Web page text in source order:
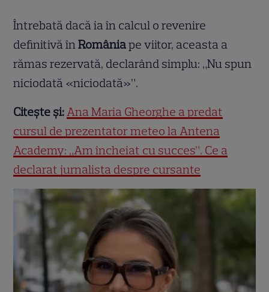
Întrebată dacă ia în calcul o revenire
definitivă înRomâniape viitor, aceasta a
rămas rezervată, declarând simplu: „Nu spun
niciodată «niciodată»”.
Citește și:Ana Maria Gheorghe a predat
cursul de prezentator meteo la Antena
Academy: „Am încheiat cu succes”. Ce a
declarat jurnalista despre cursante